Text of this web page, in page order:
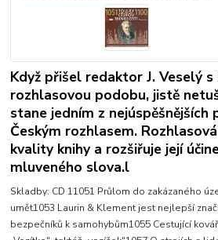
Když přišel redaktor J. Veselý
rozhlasovou podobu, jistě
stane jedním z nejúspěšnějších
Českým rozhlasem.
kvality knihy a rozšiřuje její
mluveného slova.l
Skladby: CD 11051 Průlom do zakázaného
umět1053 Laurin & Klement jest nejlepší
bezpečníků k samohybům1055 Cestující